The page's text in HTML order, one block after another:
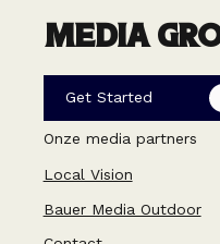
MEDIA
Get Started
Onze media partners
Local Vision
Bauer Media Outdoor